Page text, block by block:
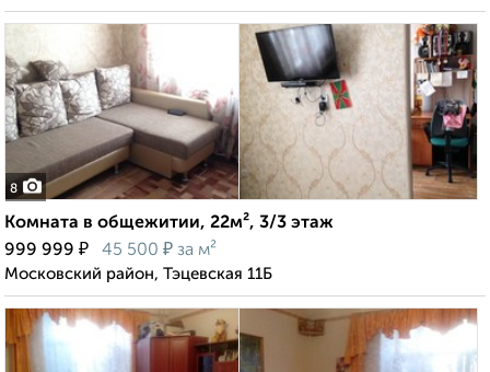
8
Комната в общежитии, 22м², 3/3 этаж
999 999 ₽ 45 500 ₽ за м²
Московский район, Тэцевская 11Б